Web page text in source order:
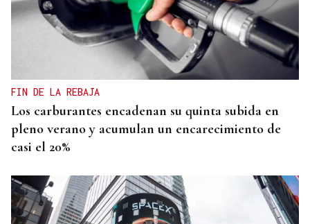
FIN DE LA REBAJA
Los carburantes encadenan su quinta subida en
pleno verano y acumulan un encarecimiento de
casi el 20%